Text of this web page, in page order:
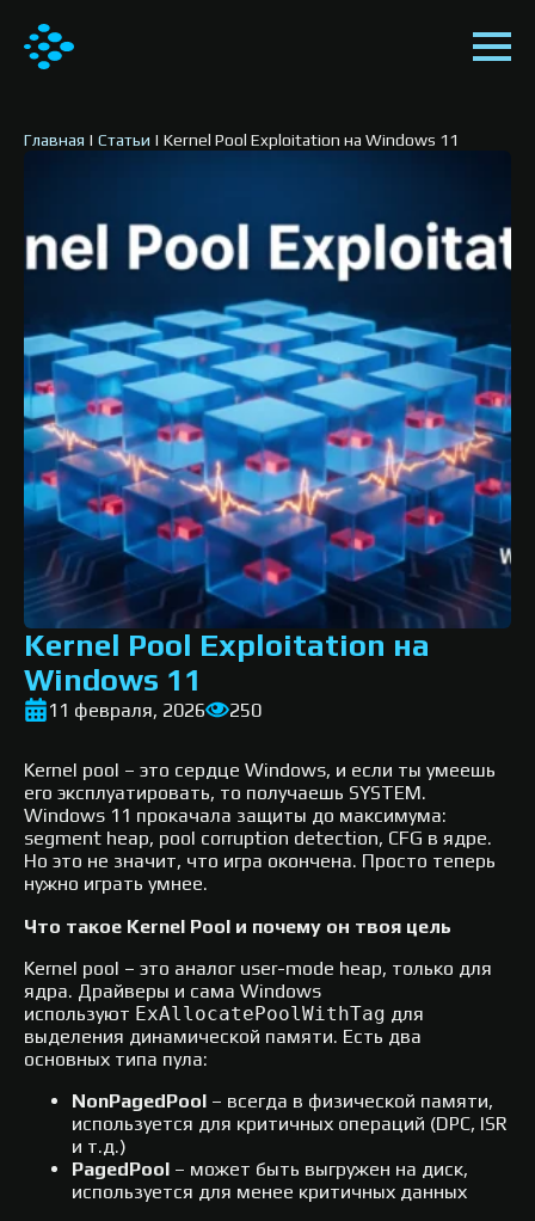
Главная | Статьи | Kernel Pool Exploitation на Windows 11
Kernel Pool Exploitation на
Windows 11
11 февраля, 2026 250
Kernel pool – это сердце Windows, и если ты умеешь
его эксплуатировать, то получаешь SYSTEM.
Windows 11 прокачала защиты до максимума:
segment heap, pool corruption detection, CFG в ядре.
Но это не значит, что игра окончена. Просто теперь
нужно играть умнее.
Что такое Kernel Pool и почему он твоя цель
Kernel pool – это аналог user-mode heap, только для
ядра. Драйверы и сама Windows
используют ExAllocatePoolWithTag для
выделения динамической памяти. Есть два
основных типа пула:​
NonPagedPool – всегда в физической памяти,
используется для критичных операций (DPC, ISR
и т.д.)
PagedPool – может быть выгружен на диск,
используется для менее критичных данных